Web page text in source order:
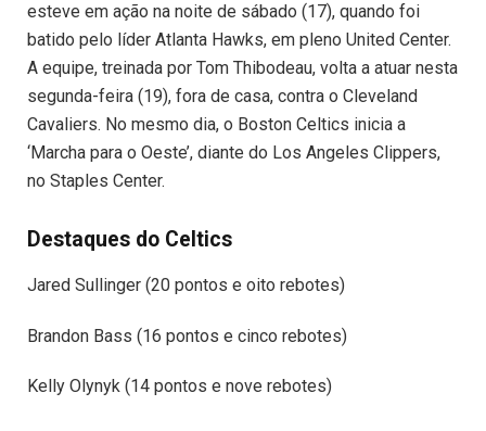
esteve em ação na noite de sábado (17), quando foi
batido pelo líder Atlanta Hawks, em pleno United Center.
A equipe, treinada por Tom Thibodeau, volta a atuar nesta
segunda-feira (19), fora de casa, contra o Cleveland
Cavaliers. No mesmo dia, o Boston Celtics inicia a
‘Marcha para o Oeste’, diante do Los Angeles Clippers,
no Staples Center.
Destaques do Celtics
Jared Sullinger (20 pontos e oito rebotes)
Brandon Bass (16 pontos e cinco rebotes)
Kelly Olynyk (14 pontos e nove rebotes)